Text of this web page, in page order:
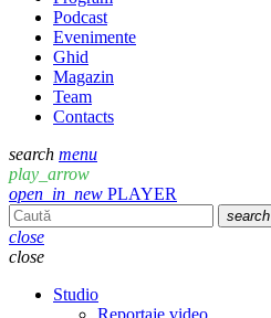
Podcast
Evenimente
Ghid
Magazin
Team
Contacts
search menu
play_arrow
open_in_new PLAYER
search
close
close
Studio